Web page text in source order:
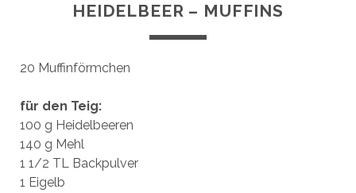
HEIDELBEER – MUFFINS
20 Muffinförmchen
für den Teig:
100 g Heidelbeeren
140 g Mehl
1 1/2 TL Backpulver
1 Eigelb